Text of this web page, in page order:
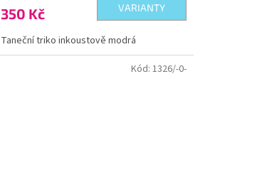
350 Kč
VARIANTY
Taneční triko inkoustově modrá
Kód: 1326/-0-